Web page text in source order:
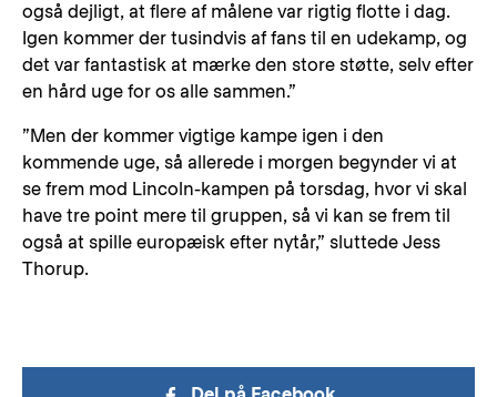
også dejligt, at flere af målene var rigtig flotte i dag.
Igen kommer der tusindvis af fans til en udekamp, og
det var fantastisk at mærke den store støtte, selv efter
en hård uge for os alle sammen.”
”Men der kommer vigtige kampe igen i den
kommende uge, så allerede i morgen begynder vi at
se frem mod Lincoln-kampen på torsdag, hvor vi skal
have tre point mere til gruppen, så vi kan se frem til
også at spille europæisk efter nytår,” sluttede Jess
Thorup.